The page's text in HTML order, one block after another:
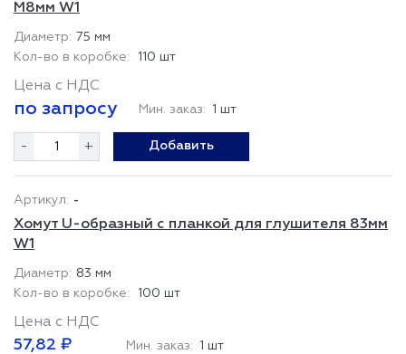
М8мм W1
75 мм
110 шт
Цена с НДС
по запросу Мин. заказ: 1 шт
- + Добавить
-
Хомут U-образный с планкой для глушителя 83мм
W1
83 мм
100 шт
Цена с НДС
57,82 ₽ Мин. заказ: 1 шт